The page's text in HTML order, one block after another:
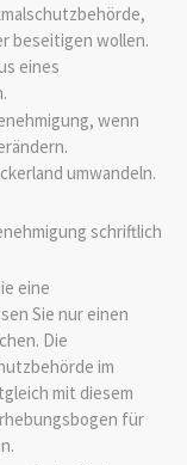
beseitigen wollen.
eines
wenn
umwandeln.
schriftlich
eine
Sie nur einen
Die
im
mit diesem
für